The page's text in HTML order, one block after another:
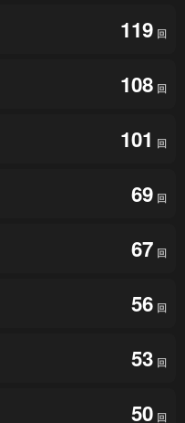
119 回
108 回
101 回
69 回
67 回
56 回
53 回
50 回